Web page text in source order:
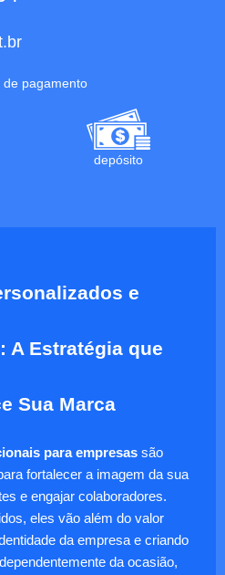
de pagamento
depósito
e
A Estratégia que
Sua Marca
para empresas são
fortalecer a imagem da sua
e engajar colaboradores.
eles vão além do valor
da empresa e criando
da ocasião,